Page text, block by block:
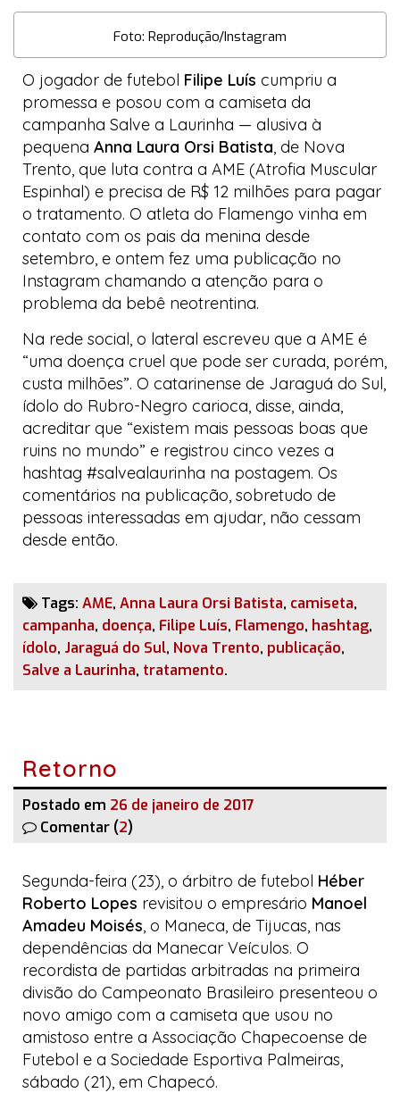
Foto: Reprodução/Instagram
O jogador de futebol Filipe Luís cumpriu a
promessa e posou com a camiseta da
campanha Salve a Laurinha — alusiva à
pequena Anna Laura Orsi Batista, de Nova
Trento, que luta contra a AME (Atrofia Muscular
Espinhal) e precisa de R$ 12 milhões para pagar
o tratamento. O atleta do Flamengo vinha em
contato com os pais da menina desde
setembro, e ontem fez uma publicação no
Instagram chamando a atenção para o
problema da bebê neotrentina.
Na rede social, o lateral escreveu que a AME é
“uma doença cruel que pode ser curada, porém,
custa milhões”. O catarinense de Jaraguá do Sul,
ídolo do Rubro-Negro carioca, disse, ainda,
acreditar que “existem mais pessoas boas que
ruins no mundo” e registrou cinco vezes a
hashtag #salvealaurinha na postagem. Os
comentários na publicação, sobretudo de
pessoas interessadas em ajudar, não cessam
desde então.
Tags: AME, Anna Laura Orsi Batista, camiseta,
campanha, doença, Filipe Luís, Flamengo, hashtag,
ídolo, Jaraguá do Sul, Nova Trento, publicação,
Salve a Laurinha, tratamento.
Retorno
Postado em 26 de janeiro de 2017
Comentar (2)
Segunda-feira (23), o árbitro de futebol Héber
Roberto Lopes revisitou o empresário Manoel
Amadeu Moisés, o Maneca, de Tijucas, nas
dependências da Manecar Veículos. O
recordista de partidas arbitradas na primeira
divisão do Campeonato Brasileiro presenteou o
novo amigo com a camiseta que usou no
amistoso entre a Associação Chapecoense de
Futebol e a Sociedade Esportiva Palmeiras,
sábado (21), em Chapecó.